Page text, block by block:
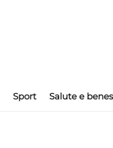
Sport Salute e